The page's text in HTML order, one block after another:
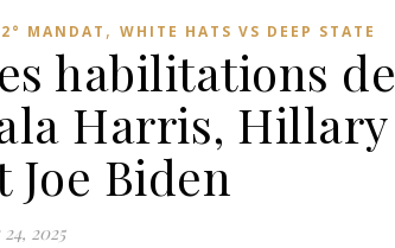
MANDAT , WHITE HATS VS DEEP STATE
habilitations de
Harris, Hillary
Biden
2025